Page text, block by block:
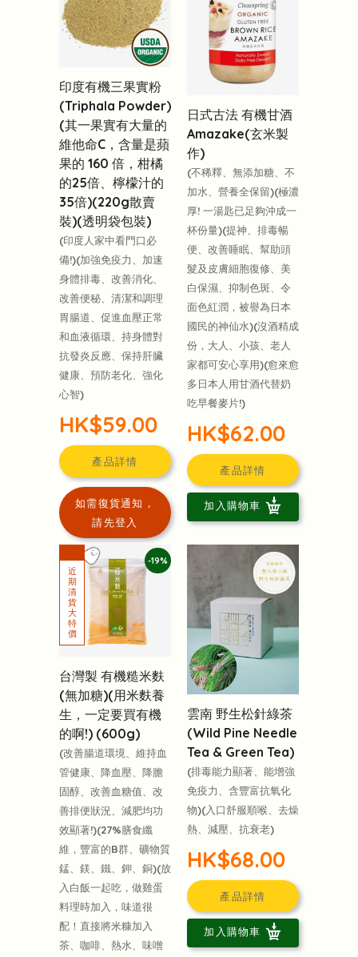
印度有機三果實粉
(Triphala Powder)
(其一果實有大量的
維他命C，含量是蘋
果的 160 倍，柑橘
的25倍、檸檬汁的
35倍)(220g散賣
裝)(透明袋包裝)
(印度人家中看門口必
備!)(加強免疫力、加速
身體排毒、改善消化、
改善便秘、清潔和調理
胃腸道、促進血壓正常
和血液循環、持身體對
抗發炎反應、保持肝臟
健康、預防老化、強化
心智)
HK$59.00
產品詳情
如需復貨通知，
請先登入
日式古法 有機甘酒
Amazake(玄米製
作)
(不稀釋、無添加糖、不
加水、營養全保留)(極濃
厚! 一湯匙已足夠沖成一
杯份量)(提神、排毒暢
便、改善睡眠、幫助頭
髮及皮膚細胞復修、美
白保濕、抑制色斑、令
面色紅潤，被譽為日本
國民的神仙水)(沒酒精成
份，大人、小孩、老人
家都可安心享用)(愈來愈
多日本人用甘酒代替奶
吃早餐麥片!)
HK$62.00
產品詳情
加入購物車
-19%
台灣製 有機糙米麩
(無加糖)(用米麩養
生，一定要買有機
的啊!) (600g)
(改善腸道環境、維持血
管健康、降血壓、降膽
固醇、改善血糖值、改
善排便狀況、減肥均功
效顯著!)(27%膳食纖
維，豐富的B群、礦物質
錳、鎂、鐵、鉀、銅)(放
入白飯一起吃，做雞蛋
料理時加入，味道很
配！直接將米糠加入
茶、咖啡、熱水、味噌
雲南 野生松針綠茶
(Wild Pine Needle
Tea & Green Tea)
(排毒能力顯著、能增強
免疫力、含豐富抗氧化
物)(入口舒服順喉、去燥
熱、減壓、抗衰老)
HK$68.00
產品詳情
加入購物車